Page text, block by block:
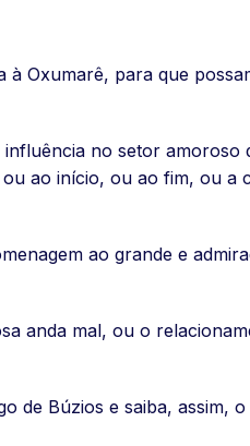
à Oxumarê, para que
no setor amoroso
ao início, ou ao fim, ou a
ao grande e
anda mal, ou o
de Búzios e saiba, assim,